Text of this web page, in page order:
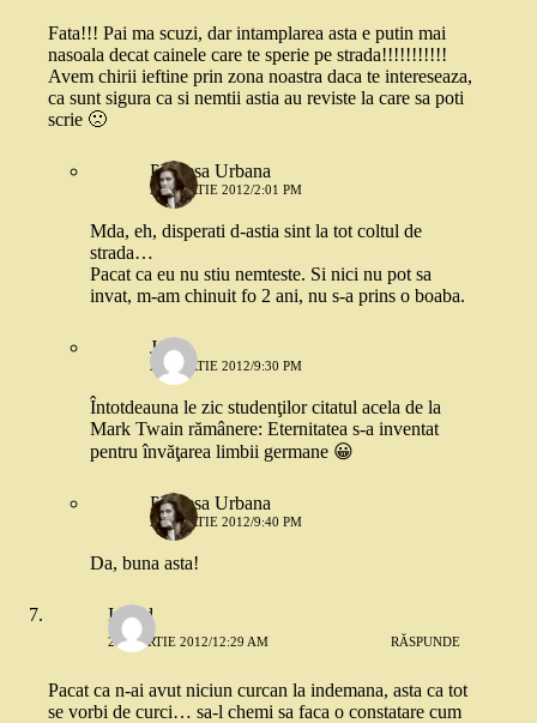
Fata!!! Pai ma scuzi, dar intamplarea asta e putin mai
nasoala decat cainele care te sperie pe strada!!!!!!!!!!!
Avem chirii ieftine prin zona noastra daca te intereseaza,
ca sunt sigura ca si nemtii astia au reviste la care sa poti
scrie 🙁
Printesa Urbana
22 MARTIE 2012/2:01 PM
Mda, eh, disperati d-astia sint la tot coltul de
strada…
Pacat ca eu nu stiu nemteste. Si nici nu pot sa
invat, m-am chinuit fo 2 ani, nu s-a prins o boaba.
Jules
22 MARTIE 2012/9:30 PM
Întotdeauna le zic studenţilor citatul acela de la
Mark Twain rămânere: Eternitatea s-a inventat
pentru învăţarea limbii germane 😀
Printesa Urbana
22 MARTIE 2012/9:40 PM
Da, buna asta!
Ingrid
22 MARTIE 2012/12:29 AM RĂSPUNDE
Pacat ca n-ai avut niciun curcan la indemana, asta ca tot
se vorbi de curci… sa-l chemi sa faca o constatare cum